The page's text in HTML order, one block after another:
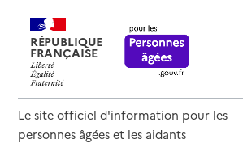
RÉPUBLIQUE
FRANÇAISE
Le site officiel d'information pour les
personnes âgées et les aidants